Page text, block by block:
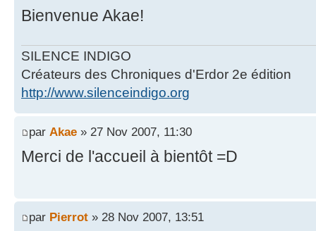
Bienvenue Akae!
SILENCE INDIGO
Créateurs des Chroniques d'Erdor 2e édition
http://www.silenceindigo.org
par Akae » 27 Nov 2007, 11:30
Merci de l'accueil à bientôt =D
par Pierrot » 28 Nov 2007, 13:51